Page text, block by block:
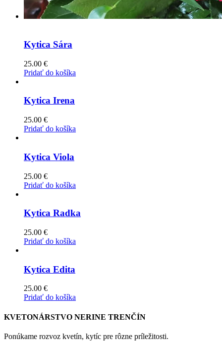
Kytica Sára
25.00 €
Pridať do košíka
Kytica Irena
25.00 €
Pridať do košíka
Kytica Viola
25.00 €
Pridať do košíka
Kytica Radka
25.00 €
Pridať do košíka
Kytica Edita
25.00 €
Pridať do košíka
KVETONÁRSTVO NERINE TRENČÍN
Ponúkame rozvoz kvetín, kytíc pre rôzne príležitosti.